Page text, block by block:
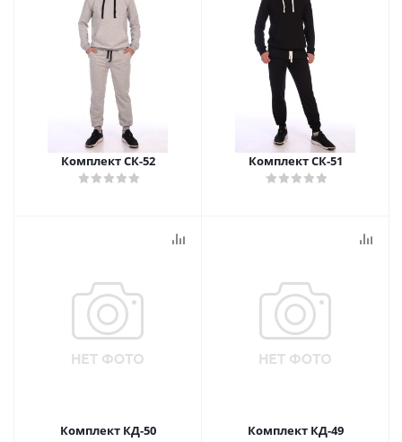
Комплект СК-52 Комплект СК-51
Комплект КД-50 Комплект КД-49